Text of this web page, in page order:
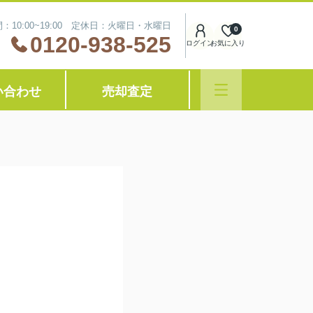
：10:00~19:00 定休日：火曜日・水曜日
0120-938-525 ログインお気に入り
0
合わせ 売却査定